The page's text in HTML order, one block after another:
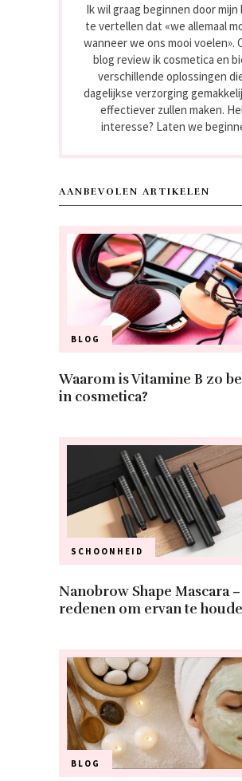
Ik wil graag beginnen door mijn
te vertellen dat «we allemaal
wanneer we ons mooi voelen».
blog review ik cosmetica en
verschillende oplossingen
dagelijkse verzorging
effectiever zullen maken.
interesse? Laten we
AANBEVOLEN ARTIKELEN
BLOG
Waarom is Vitamine B zo
in cosmetica?
SCHOONHEID
Nanobrow Shape Mascara –
redenen om ervan te
BLOG